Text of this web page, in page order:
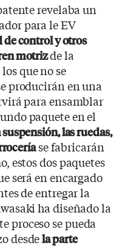
revelaba un
para le EV
de control y otros
motrizde la
que no se
producirán en una
para ensamblar
paquete en el
suspensión, las ruedas,
se fabricarán
estos dos paquetes
será en encargado
de entregar la
ha diseñado la
proceso se pueda
desdela parte